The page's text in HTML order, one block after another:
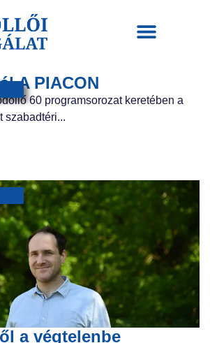
A PIACON
60 programsorozat keretében a
szabadtéri...
a végtelenbe